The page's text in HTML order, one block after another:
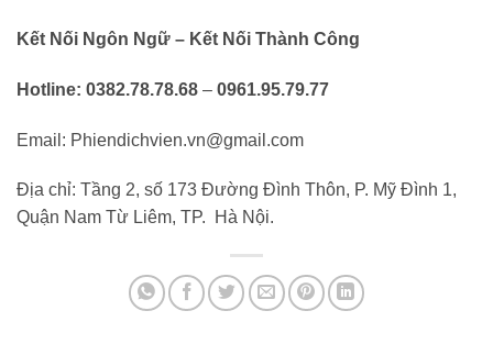
Kết Nối Ngôn Ngữ – Kết Nối Thành Công
Hotline: 0382.78.78.68 – 0961.95.79.77
Email: Phiendichvien.vn@gmail.com
Địa chỉ: Tầng 2, số 173 Đường Đình Thôn, P. Mỹ Đình 1,
Quận Nam Từ Liêm, TP. Hà Nội.